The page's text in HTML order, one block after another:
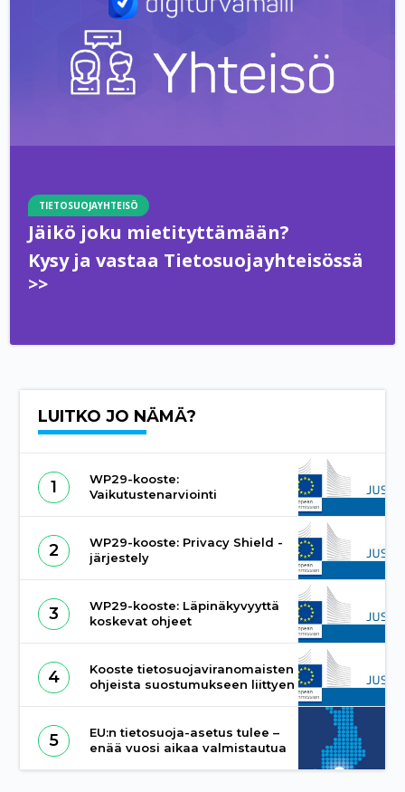
TIETOSUOJAYHTEISÖ
Jäikö joku mietityttämään?
Kysy ja vastaa Tietosuojayhteisössä
>>
LUITKO JO NÄMÄ?
1
WP29-kooste:
Vaikutustenarviointi
2
WP29-kooste: Privacy Shield -
järjestely
3
WP29-kooste: Läpinäkyvyyttä
koskevat ohjeet
4
Kooste tietosuojaviranomaisten
ohjeista suostumukseen liittyen
5
EU:n tietosuoja-asetus tulee –
enää vuosi aikaa valmistautua